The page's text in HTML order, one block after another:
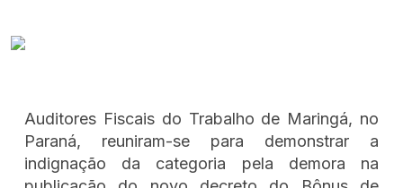
Auditores Fiscais do Trabalho de Maringá, no
Paraná, reuniram-se para demonstrar a
indignação da categoria pela demora na